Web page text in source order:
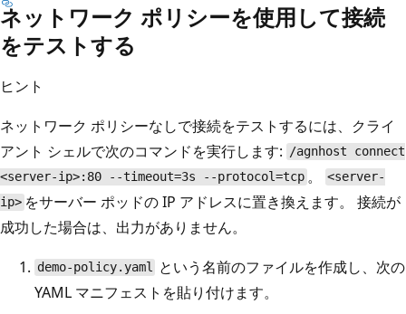
ネットワーク ポリシーを使用して接続
をテストする
ヒント
ネットワーク ポリシーなしで接続をテストするには、クライ
アント シェルで次のコマンドを実行します: /agnhost connect
<server-ip>:80 --timeout=3s --protocol=tcp 。
<server-
ip> をサーバー ポッドの IP アドレスに置き換えます。 接続が
成功した場合は、出力がありません。
demo-policy.yaml という名前のファイルを作成し、次の
YAML マニフェストを貼り付けます。